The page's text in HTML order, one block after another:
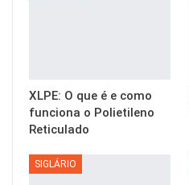
XLPE: O que é e como
funciona o Polietileno
Reticulado
SIGLÁRIO